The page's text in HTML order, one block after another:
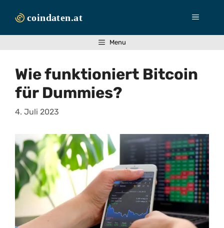
Inhalt
Menü
Menu
Wie funktioniert Bitcoin
für Dummies?
4. Juli 2023